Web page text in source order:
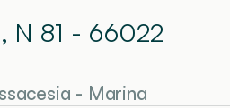
N 81 - 66022
- Marina